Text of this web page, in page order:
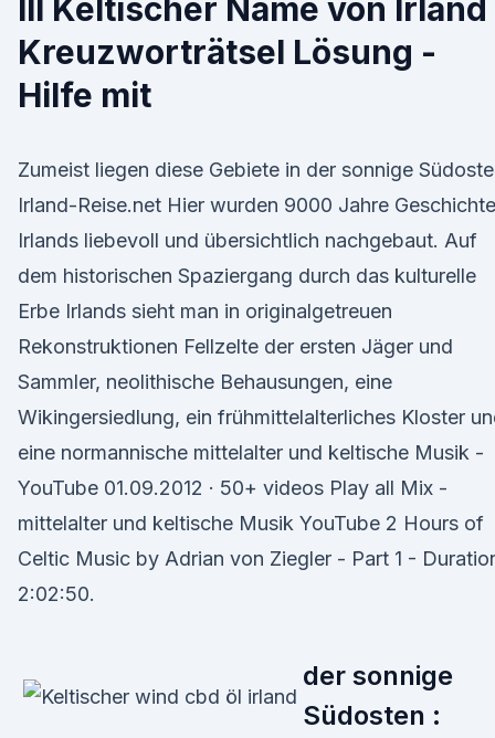
lll Keltischer Name von Irland
Kreuzworträtsel Lösung -
Hilfe mit
Zumeist liegen diese Gebiete in der sonnige
Irland-Reise.net Hier wurden 9000 Jahre Geschichte
Irlands liebevoll und übersichtlich nachgebaut. Auf
dem historischen Spaziergang durch das kulturelle
Erbe Irlands sieht man in originalgetreuen
Rekonstruktionen Fellzelte der ersten Jäger und
Sammler, neolithische Behausungen, eine
Wikingersiedlung, ein frühmittelalterliches Kloster
eine normannische mittelalter und keltische Musik -
YouTube 01.09.2012 · 50+ videos Play all Mix -
mittelalter und keltische Musik YouTube 2 Hours of
Celtic Music by Adrian von Ziegler - Part 1 -
2:02:50.
der sonnige
Südosten :